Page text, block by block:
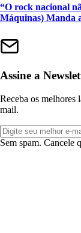
“O rock nacional
Máquinas) Manda
Assine a
Receba os melhores
mail.
Sem spam. Cancele